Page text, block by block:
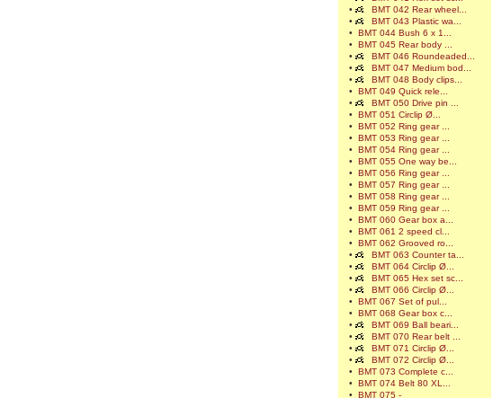
•
BMT 042 Rear wheel...
•
BMT 043 Plastic wa...
•
BMT 044 Bush 6 x 1...
•
BMT 045 Rear body ...
•
BMT 046 Roundeaded...
•
BMT 047 Medium bod...
•
BMT 048 Body clips...
•
BMT 049 Quick rele...
•
BMT 050 Drive pin ...
•
BMT 051 Circlip Ø...
•
BMT 052 Ring gear ...
•
BMT 053 Ring gear ...
•
BMT 054 Ring gear ...
•
BMT 055 One way be...
•
BMT 056 Ring gear ...
•
BMT 057 Ring gear ...
•
BMT 058 Ring gear ...
•
BMT 059 Ring gear ...
•
BMT 060 Gear box a...
•
BMT 061 2 speed cl...
•
BMT 062 Grooved ro...
•
BMT 063 Counter ta...
•
BMT 064 Circlip Ø...
•
BMT 065 Hex set sc...
•
BMT 066 Circlip Ø...
•
BMT 067 Set of pul...
•
BMT 068 Gear box c...
•
BMT 069 Ball beari...
•
BMT 070 Rear belt ...
•
BMT 071 Circlip Ø...
•
BMT 072 Circlip Ø...
•
BMT 073 Complete c...
•
BMT 074 Belt 80 XL...
•
BMT 075 -